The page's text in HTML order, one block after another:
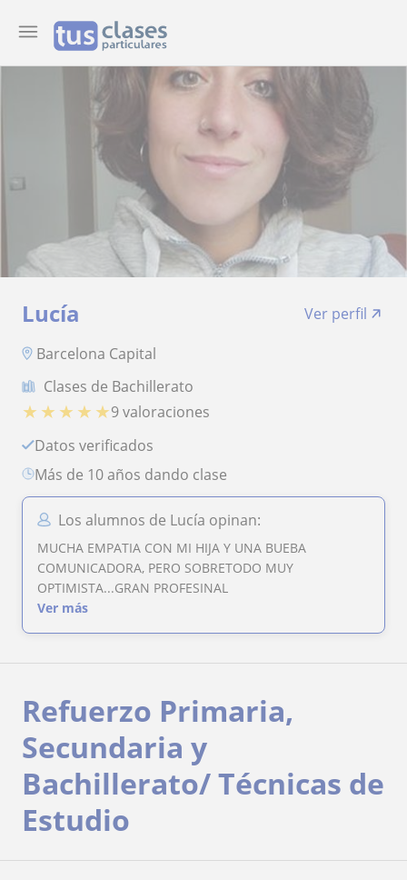
Lucía
Ver perfil
Barcelona Capital
Clases de Bachillerato
★ ★ ★ ★ ★9 valoraciones
Datos verificados
más de 10 años dando clase
Los alumnos de Lucía opinan:
MUCHA EMPATIA CON MI HIJA Y UNA BUEBA
COMUNICADORA, PERO SOBRETODO MUY
OPTIMISTA...GRAN PROFESINAL
Ver más
Refuerzo Primaria,
Secundaria y
Bachillerato/ Técnicas de
Estudio